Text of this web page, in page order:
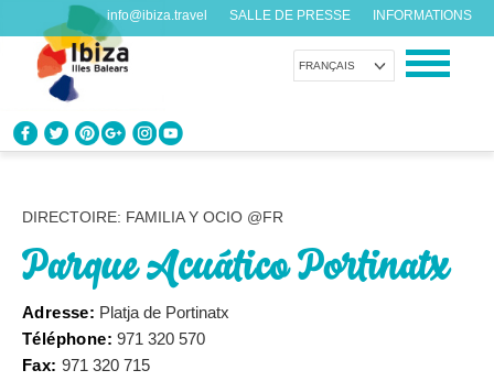
FRANÇAIS
info@ibiza.travel SALLE DE PRESSE INFORMATIONS
PROFITEZ D’IBIZA
Pour tous les goûts
AGENDA
Chaque jour quelque chose de nouveau
DIRECTOIRE: FAMILIA Y OCIO @FR
Parque Acuático Portinatx
Adresse: Platja de Portinatx
Téléphone: 971 320 570
Fax: 971 320 715